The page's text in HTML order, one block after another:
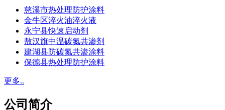
慈溪市热处理防护涂料
金牛区淬火油淬火液
永宁县快速启动剂
敖汉旗中温碳氮共渗剂
建湖县防碳氮共渗涂料
保德县热处理防护涂料
更多..
公司简介